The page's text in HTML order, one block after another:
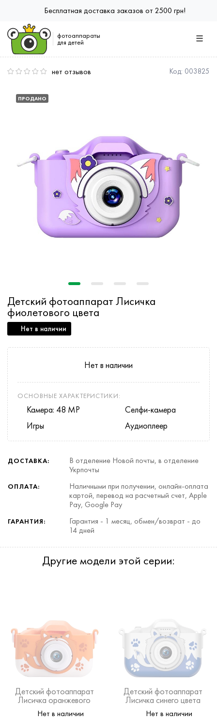
Бесплатная доставка заказов от 2500 грн!
фотоаппараты
для детей
нет отзывов Код: 003825
ПРОДАНО
Детский фотоаппарат Лисичка
фиолетового цвета
Нет в наличии
Нет в наличии
ОСНОВНЫЕ ХАРАКТЕРИСТИКИ:
Камера: 48 MP
Селфи-камера
Игры
Аудиоплеер
ДОСТАВКА:
В отделение Новой почты, в отделение
Укрпочты
ОПЛАТА:
Наличными при получении, онлайн-оплата
картой, перевод на расчетный счет, Apple
Pay, Google Pay
ГАРАНТИЯ:
Гарантия - 1 месяц, обмен/возврат - до
14 дней
Другие модели этой серии:
Детский фотоаппарат
Лисичка оранжевого
Нет в наличии
Детский фотоаппарат
Лисичка синего цвета
Нет в наличии